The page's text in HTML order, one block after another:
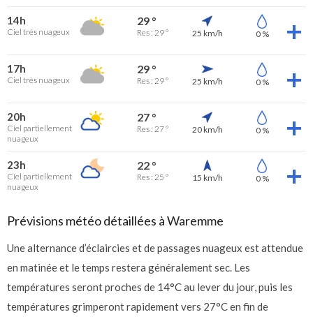
14h
Ciel très nuageux
29 °
Res : 29 ° 25 km/h 0 %
17h
Ciel très nuageux
29 °
Res : 29 ° 25 km/h 0 %
20h
Ciel partiellement
nuageux
27 °
Res : 27 ° 20 km/h 0 %
23h
Ciel partiellement
nuageux
22 °
Res : 25 ° 15 km/h 0 %
Prévisions météo détaillées à Waremme
Une alternance d’éclaircies et de passages nuageux est attendue
en matinée et le temps restera généralement sec. Les
températures seront proches de 14°C au lever du jour, puis les
températures grimperont rapidement vers 27°C en fin de